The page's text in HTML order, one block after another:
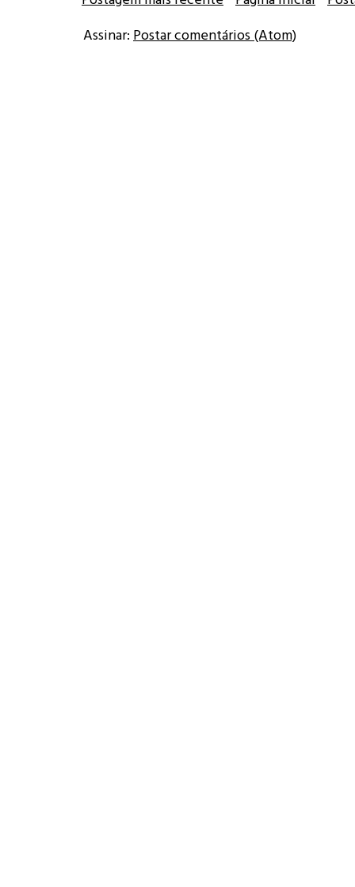
Assinar: Postar comentários (Atom)